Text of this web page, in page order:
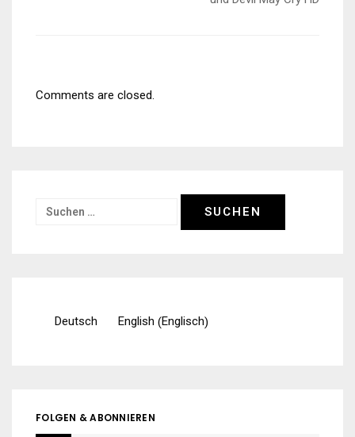
Comments are closed.
Suchen
Deutsch English (Englisch)
FOLGEN & ABONNIEREN